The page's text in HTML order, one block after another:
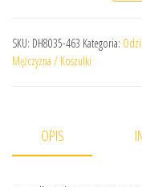
SKU: DH8035-463 Kategoria:
Mężczyzna / Koszulki
OPIS